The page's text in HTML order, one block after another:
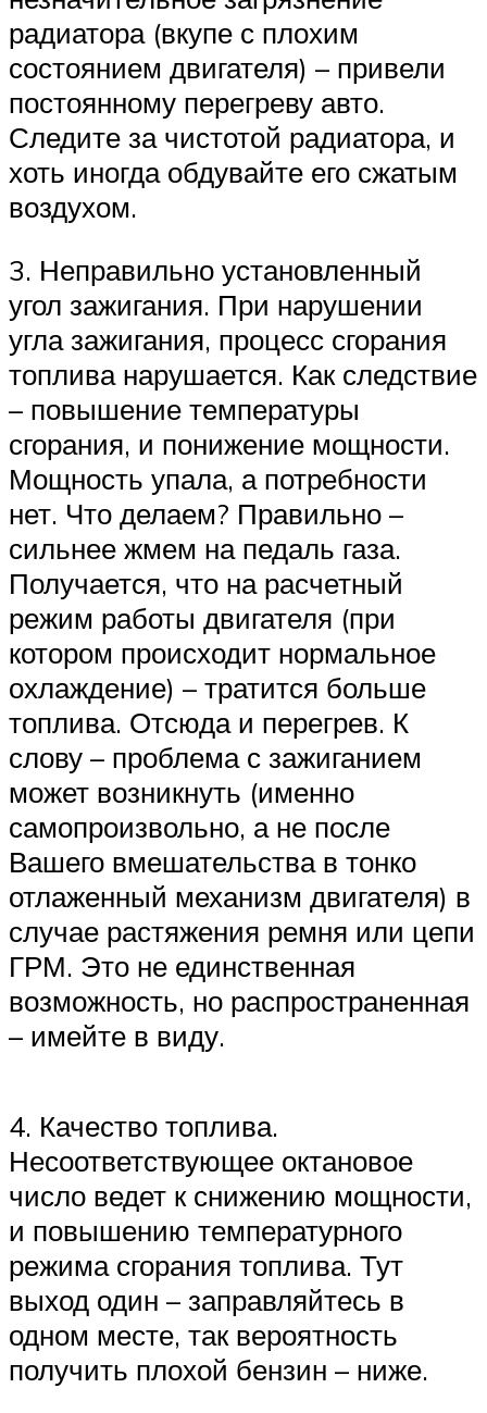
радиатора (вкупе с плохим
состоянием двигателя) – привели
постоянному перегреву авто.
Следите за чистотой радиатора, и
хоть иногда обдувайте его сжатым
воздухом.
3. Неправильно установленный
угол зажигания. При нарушении
угла зажигания, процесс сгорания
топлива нарушается. Как следствие
– повышение температуры
сгорания, и понижение мощности.
Мощность упала, а потребности
нет. Что делаем? Правильно –
сильнее жмем на педаль газа.
Получается, что на расчетный
режим работы двигателя (при
котором происходит нормальное
охлаждение) – тратится больше
топлива. Отсюда и перегрев. К
слову – проблема с зажиганием
может возникнуть (именно
самопроизвольно, а не после
Вашего вмешательства в тонко
отлаженный механизм двигателя) в
случае растяжения ремня или цепи
ГРМ. Это не единственная
возможность, но распространенная
– имейте в виду.
4. Качество топлива.
Несоответствующее октановое
число ведет к снижению мощности,
и повышению температурного
режима сгорания топлива. Тут
выход один – заправляйтесь в
одном месте, так вероятность
получить плохой бензин – ниже.